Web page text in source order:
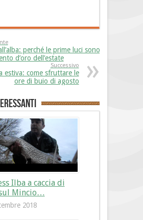
perché le prime luci sono
d’oro dell’estate
Successivo
estiva: come sfruttare le
ore di buio di agosto
Ilba a caccia di
Mincio…
2018